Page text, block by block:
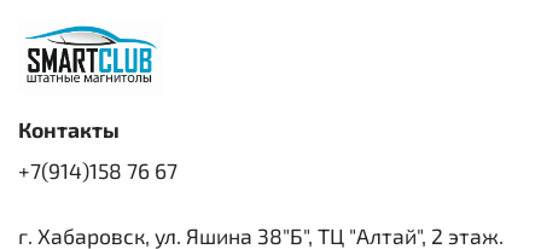
Контакты
+7(914)158 76 67
г. Хабаровск, ул. Яшина 38"Б", ТЦ "Алтай", 2 этаж.